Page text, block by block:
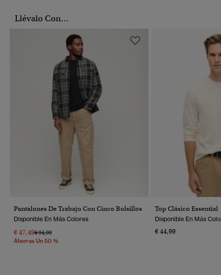
Llévalo Con...
Pantalones De Trabajo Con Cinco Bolsillos
Disponible En Más Colores
€ 47,49Precio Rebajado De
€ 94,99A
Ahorras Un 50 %
Top Clásico Essential
Disponible En Más
€ 44,99